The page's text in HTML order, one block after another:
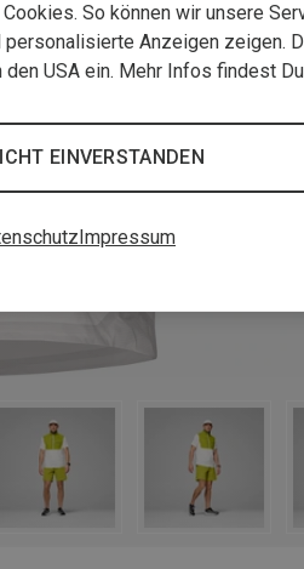
So können wir unsere
Anzeigen zeigen.
den USA ein. Mehr Infos findest
EINVERSTANDEN
Impressum